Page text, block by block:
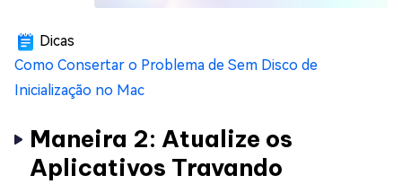
Dicas
Como Consertar o Problema de Sem Disco de
Inicialização no Mac
Maneira 2: Atualize os
Aplicativos Travando